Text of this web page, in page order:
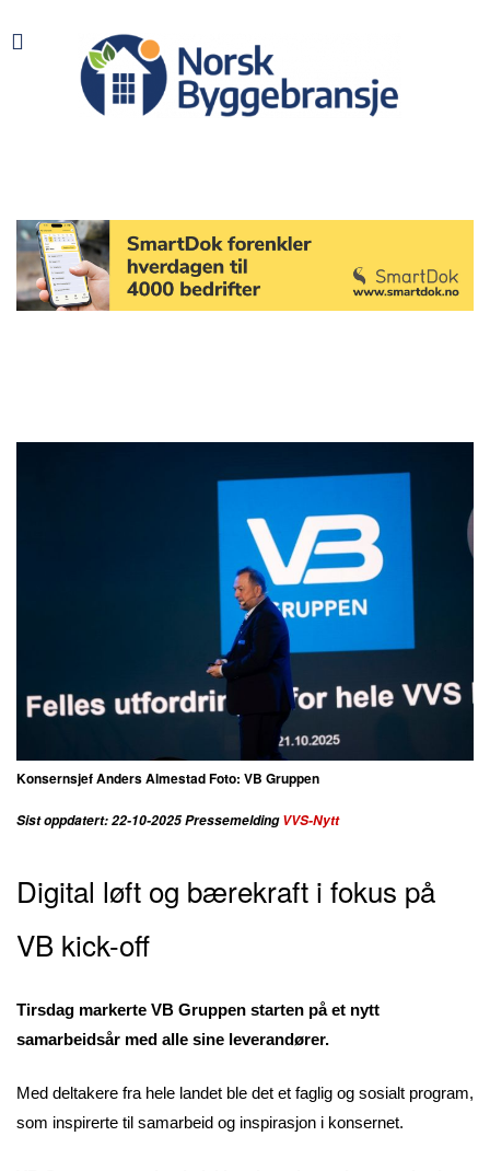
Konsernsjef Anders Almestad Foto: VB Gruppen
Sist oppdatert: 22-10-2025 PressemeldingVVS-Nytt
Digital løft og bærekraft i fokus på
VB kick-off
Tirsdag markerte VB Gruppen starten på et nytt
samarbeidsår med alle sine leverandører.
Med deltakere fra hele landet ble det et faglig og sosialt program,
som inspirerte til samarbeid og inspirasjon i konsernet.